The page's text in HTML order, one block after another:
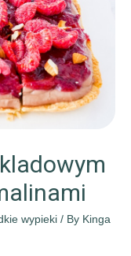
wypieki / By Kinga